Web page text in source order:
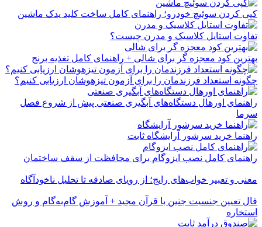
کپی کردن سوئیچ خودرو؛ راهنمای کامل ساخت کلید یدک ماشین
تفاوت استایل کلاسیک و مدرن چیست؟
بهترین کود معجزه گر برای شالی + راهنمای کامل تغذیه برنج
چگونه استعداد فرزندمان را برای آزمون تیزهوشان ارزیابی کنیم؟
راهنمای اورهال دستگاه‌های آبگیری صنعتی پیش از شروع فصل
سرما
راهنما خرید سرشور آرایشگاه ثابت
راهنمای کامل نصب ایزوگام برای محافظت از سقف ساختمان
معنی و تعبیر خواب‌های رایج؛ از رویای صادقه تا تحلیل ناخودآگاه
فال تعیین جنسیت جنین با قرآن مجید + آموزش گام‌به‌گام و روش
استخاره